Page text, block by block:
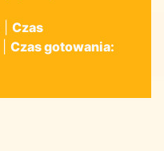
Czas
Czas gotowania: